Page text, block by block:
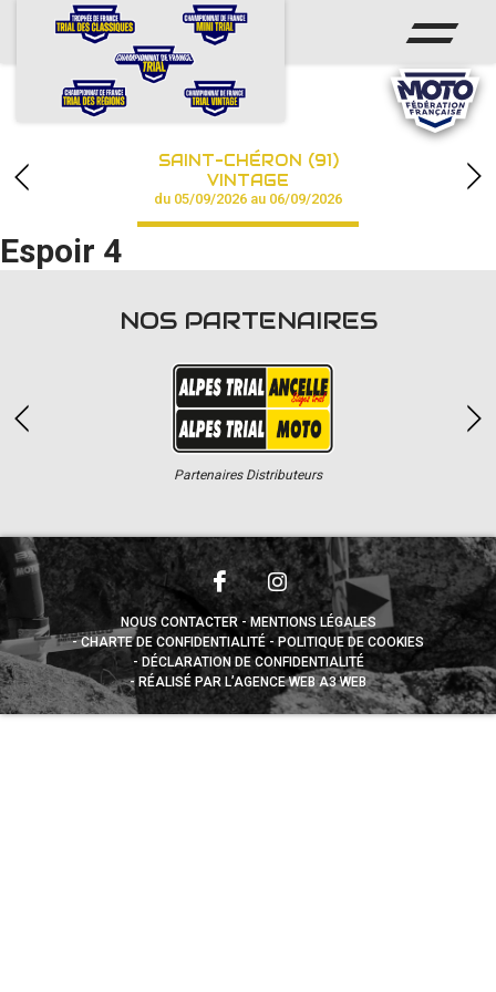
ACCUEIL
CALENDRIER
CHAMPIONNAT
RÉSULTATS
PHOTOS / VIDÉOS
PARTENAIRES
SAINT-CHÉRON (91)
VINTAGE
du 05/09/2026 au 06/09/2026
Espoir 4
NOS PARTENAIRES
Partenaires Distributeurs
NOUS CONTACTER
MENTIONS LÉGALES
CHARTE DE CONFIDENTIALITÉ
POLITIQUE DE COOKIES
DÉCLARATION DE CONFIDENTIALITÉ
RÉALISÉ PAR L’AGENCE WEB A3 WEB